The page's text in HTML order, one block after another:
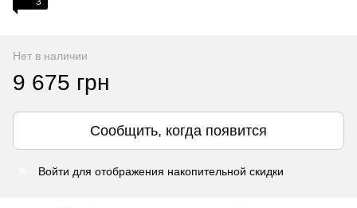
Нет в наличии
9 675 грн
Сообщить, когда появится
Войти для отображения накопительной скидки